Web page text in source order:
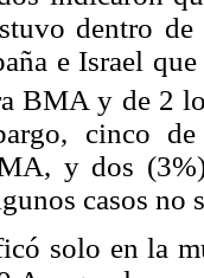
dentro
e Israel
BMA y de 2
cinco
y dos
casos no
solo en la